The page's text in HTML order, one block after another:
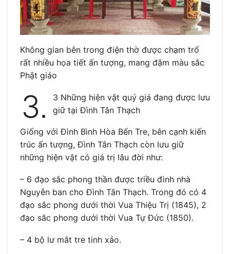
Không gian bên trong điện thờ được chạm trổ
rất nhiều họa tiết ấn tượng, mang đậm màu sắc
Phật giáo
3.
3 Những hiện vật quý giá đang được lưu
giữ tại Đình Tân Thạch
Giống với Đình Bình Hòa Bến Tre, bên cạnh kiến
trúc ấn tượng, Đình Tân Thạch còn lưu giữ
những hiện vật có giá trị lâu đời như:
– 6 đạo sắc phong thần được triều đình nhà
Nguyễn ban cho Đình Tân Thạch. Trong đó có 4
đạo sắc phong dưới thời Vua Thiệu Trị (1845), 2
đạo sắc phong dưới thời Vua Tự Đức (1850).
– 4 bộ lư mắt tre tinh xảo.